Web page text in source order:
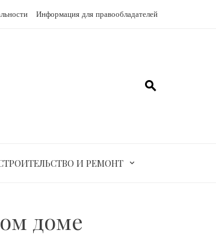
Информация для правообладателей
И РЕМОНТ
доме